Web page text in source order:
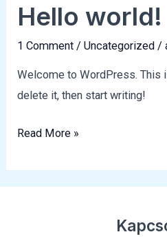
Hello world!
1 Comment /Uncategorized /
Welcome to WordPress. This
delete it, then start writing!
Hello
Read More »